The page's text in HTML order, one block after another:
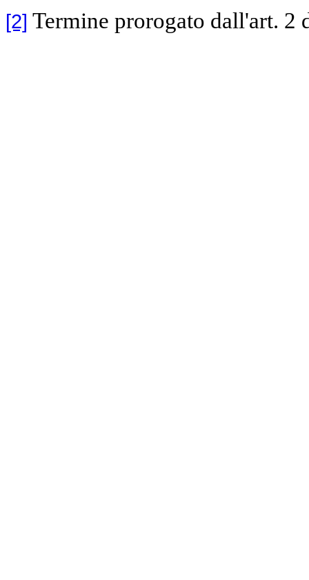
[2] Termine prorogato dall'art. 2